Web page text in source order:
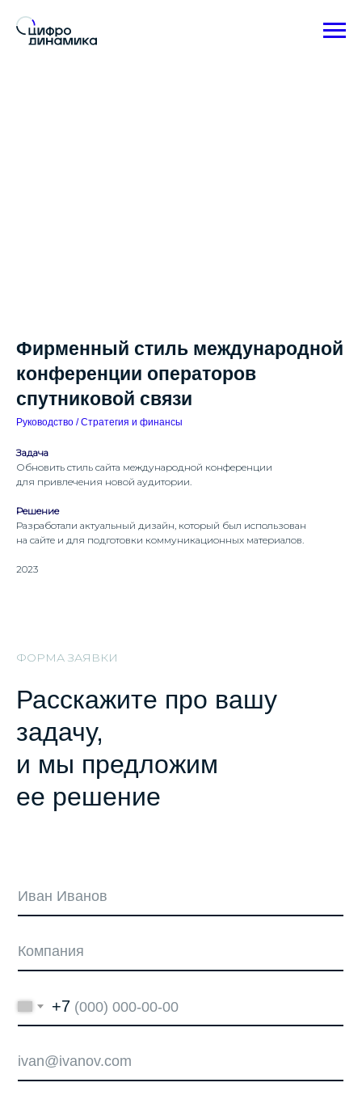
Фирменный стиль международной
конференции операторов
спутниковой связи
Руководство / Стратегия и финансы
Задача
Обновить стиль сайта международной конференции
для привлечения новой аудитории.
Решение
Разработали актуальный дизайн, который был использован
на сайте и для подготовки коммуникационных материалов.
2023
+7
ФОРМА ЗАЯВКИ
Расскажите про вашу
задачу,
и мы предложим
ее решение